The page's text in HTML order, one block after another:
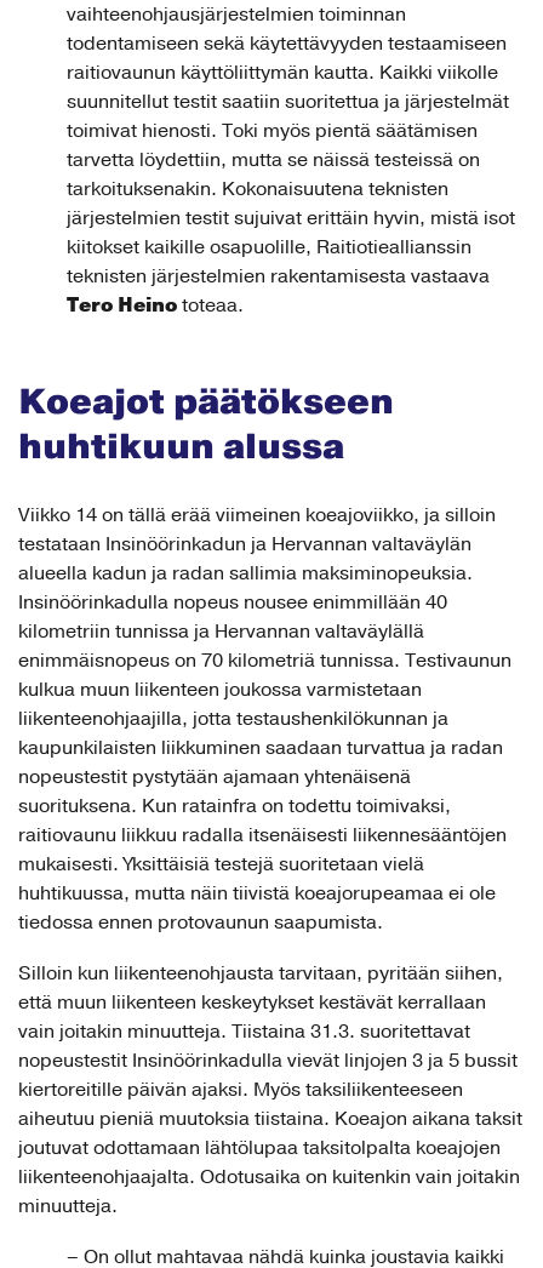
vaihteenohjausjärjestelmien toiminnan
todentamiseen sekä käytettävyyden testaamiseen
raitiovaunun käyttöliittymän kautta. Kaikki viikolle
suunnitellut testit saatiin suoritettua ja järjestelmät
toimivat hienosti. Toki myös pientä säätämisen
tarvetta löydettiin, mutta se näissä testeissä on
tarkoituksenakin. Kokonaisuutena teknisten
järjestelmien testit sujuivat erittäin hyvin, mistä isot
kiitokset kaikille osapuolille, Raitiotieallianssin
teknisten järjestelmien rakentamisesta vastaava
Tero Heino toteaa.
Koeajot päätökseen
huhtikuun alussa
Viikko 14 on tällä erää viimeinen koeajoviikko, ja silloin
testataan Insinöörinkadun ja Hervannan valtaväylän
alueella kadun ja radan sallimia maksiminopeuksia.
Insinöörinkadulla nopeus nousee enimmillään 40
kilometriin tunnissa ja Hervannan valtaväylällä
enimmäisnopeus on 70 kilometriä tunnissa. Testivaunun
kulkua muun liikenteen joukossa varmistetaan
liikenteenohjaajilla, jotta testaushenkilökunnan ja
kaupunkilaisten liikkuminen saadaan turvattua ja radan
nopeustestit pystytään ajamaan yhtenäisenä
suorituksena. Kun ratainfra on todettu toimivaksi,
raitiovaunu liikkuu radalla itsenäisesti liikennesääntöjen
mukaisesti. Yksittäisiä testejä suoritetaan vielä
huhtikuussa, mutta näin tiivistä koeajorupeamaa ei ole
tiedossa ennen protovaunun saapumista.
Silloin kun liikenteenohjausta tarvitaan, pyritään siihen,
että muun liikenteen keskeytykset kestävät kerrallaan
vain joitakin minuutteja. Tiistaina 31.3. suoritettavat
nopeustestit Insinöörinkadulla vievät linjojen 3 ja 5 bussit
kiertoreitille päivän ajaksi. Myös taksiliikenteeseen
aiheutuu pieniä muutoksia tiistaina. Koeajon aikana taksit
joutuvat odottamaan lähtölupaa taksitolpalta koeajojen
liikenteenohjaajalta. Odotusaika on kuitenkin vain joitakin
minuutteja.
– On ollut mahtavaa nähdä kuinka joustavia kaikki